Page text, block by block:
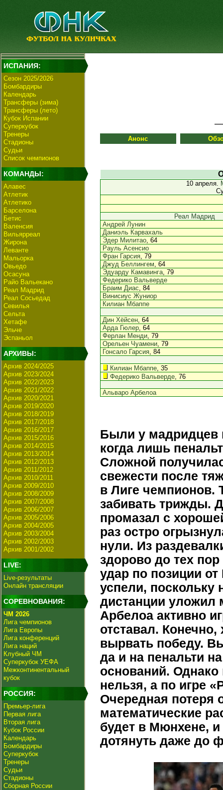
ИСПАНИЯ:
Сезон 2025/2026
Бомбардиры
Календарь
Трансферы (зима)
Трансферы (лето)
Кубок Испании
Суперкубок
Тренеры
Стадионы
Судьи
Список чемпионов
КОМАНДЫ:
Алавес
Атлетик
Атлетико
Барселона
Бетис
Валенсия
Вильярреал
Жирона
Леванте
Мальорка
Овьедо
Осасуна
Райо Вальекано
Реал Мадрид
Реал Сосьедад
Севилья
Сельта
Хетафе
Эльче
Эспаньол
АРХИВЫ:
Архив 2024/2025
Архив 2023/2024
Архив 2022/2023
Архив 2021/2022
Архив 2020/2021
Архив 2019/2020
Архив 2018/2019
Архив 2017/2018
Архив 2016/2017
Архив 2015/2016
Архив 2014/2015
Архив 2013/2014
Архив 2012/2013
Архив 2011/2012
Архив 2010/2011
Архив 2009/2010
Архив 2008/2009
Архив 2007/2008
Архив 2006/2007
Архив 2005/2006
Архив 2004/2005
Архив 2003/2004
Архив 2002/2003
Архив 2001/2002
LIVE:
Live-результаты
Онлайн трансляции
СОРЕВНОВАНИЯ:
ЧМ 2026
Лига чемпионов
Лига Европы
Лига конференций
Лига наций
Клубный ЧМ
Суперкубок УЕФА
Межконтинентальный
кубок
РОССИЯ:
Премьер-лига
Первая лига
Вторая лига
Кубок России
Календарь
Бомбардиры
Суперкубок
Тренеры
Судьи
Стадионы
Сборная России
Анонс
10 апреля.
Реал Мадрид
Андрей Лунин
Даниэль Карвахаль
Эдер Милитао, 64
Рауль Асенсио
Фран Гарсия, 79
Джуд Беллингем, 64
Эдуарду Камавинга, 79
Федерико Вальверде
Браим Диас, 84
Винисиус Жуниор
Килиан Мбаппе
Дин Хёйсен, 64
Арда Гюлер, 64
Ферлан Менди, 79
Орельен Чуамени, 79
Гонсало Гарсия, 84
Килиан Мбаппе, 35
Федерико Вальверде, 76
Альваро Арбелоа
Были у мадридцев
когда лишь
Сложной
свежести после
в Лиге чемпионов.
забивать трижды.
промазал с
раз остро
нули. Из
здорово до тех
удар по позиции
успели, поскольку
дистанции уложил
Арбелоа активно
отставал.
вырвать победу.
да и на пенальти
оснований.
нельзя, а по игре
Очередная потеря
математические
будет в Мюнхене,
дотянуть даже до